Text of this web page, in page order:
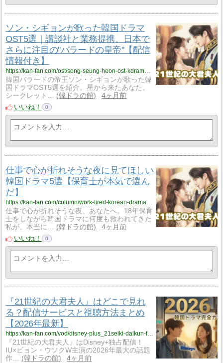
ソン・シギョンが歌った韓国ドラマ
OST5選｜講談社と業務提携、日本で
さらに注目の"バラードの皇帝"【配信
情報付き】
韓国バラードの帝王ソン・シギョンが歌った韓
国ドラマOST5選を紹介。星から来たあなた、
シークレット…
韓ドラの館
4ヶ月前
いいね！
0
仕事で心が折れそうな夜に見てほしい
韓国ドラマ5選【保育士が本気で選ん
だ】
https://kan-fan.com/column/work-tired-korean-drama.html
仕事で心が折れそうな夜、あなたへ。18年保育
士をしながら韓国ドラマに何度も救われてきた
私が、本当に…
韓ドラの館
4ヶ月前
いいね！
0
『21世紀の大君夫人』はどこで見れ
る？配信サービスと視聴方法まとめ
【2026年最新】
https://kan-fan.com/vod/disney-plus_21seiki-daikun-fujin-haishin.html
『21世紀の大君夫人』はDisney+独占配信！
IU×ビョン・ウソクW主演の2026年最大の話題
作…
韓ドラの館
4ヶ月前